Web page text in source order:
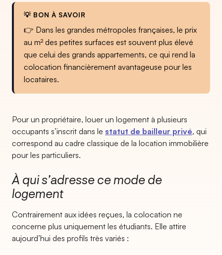
💡 BON À SAVOIR
👉 Dans les grandes métropoles françaises, le prix
au m² des petites surfaces est souvent plus élevé
que celui des grands appartements, ce qui rend la
colocation financièrement avantageuse pour les
locataires.
Pour un propriétaire, louer un logement à plusieurs
occupants s’inscrit dans le statut de bailleur privé, qui
correspond au cadre classique de la location immobilière
pour les particuliers.
À qui s’adresse ce mode de
logement
Contrairement aux idées reçues, la colocation ne
concerne plus uniquement les étudiants. Elle attire
aujourd’hui des profils très variés :